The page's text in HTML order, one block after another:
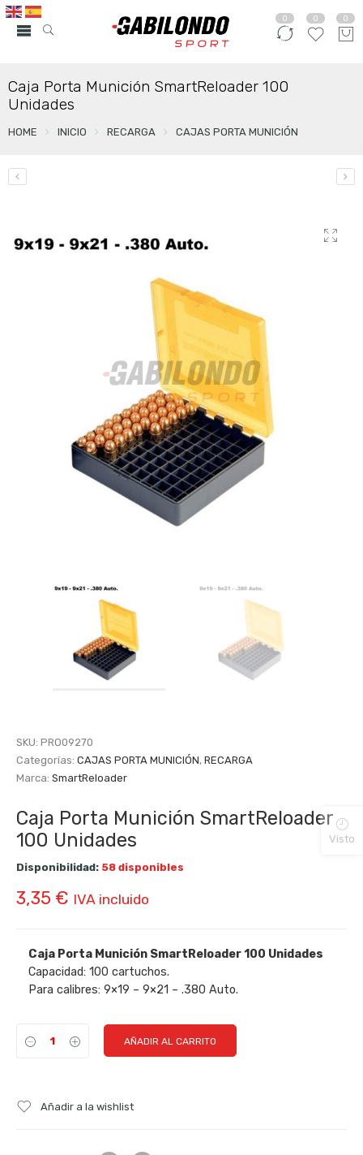
0 0 0
Caja Porta Munición SmartReloader 100
Unidades
HOME INICIO RECARGA CAJAS PORTA MUNICIÓN
SKU: PRO09270
Categorías: CAJAS PORTA MUNICIÓN, RECARGA
Marca: SmartReloader
Caja Porta Munición SmartReloader
100 Unidades
Disponibilidad: 58 disponibles
3,35 € IVA incluido
Caja Porta Munición SmartReloader 100 Unidades
Capacidad: 100 cartuchos.
Para calibres: 9×19 – 9×21 – .380 Auto.
AÑADIR AL CARRITO
Añadir a la wishlist
Visto